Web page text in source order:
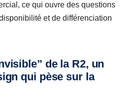
ce qui ouvre des questions
et de différenciation
de la R2, un
qui pèse sur la